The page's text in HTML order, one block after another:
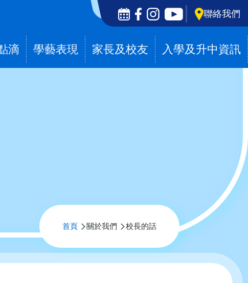
Social
Media
Top
聯絡我們
滴 學藝表現 家長及校友 入學及升中資訊
航
連
首頁 關於我們 校長的話